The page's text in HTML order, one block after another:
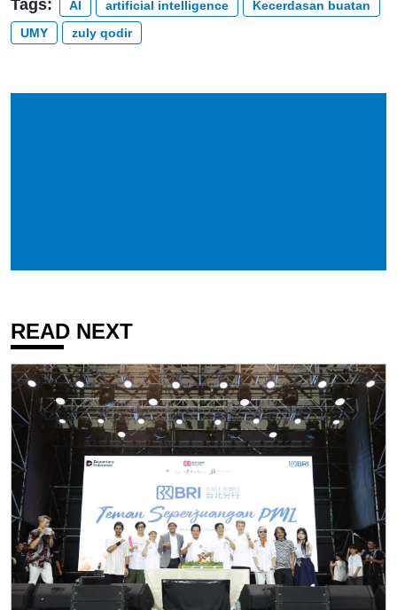
Tags: AI artificial intelligence
Kecerdasan buatan
UMY
zuly qodir
READ NEXT